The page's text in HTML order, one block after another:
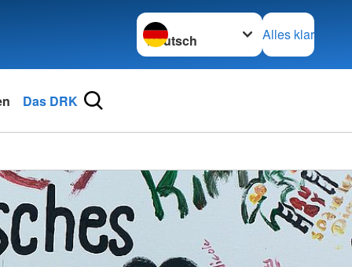
Sprache wechseln zu
Alles klar
Das DRK